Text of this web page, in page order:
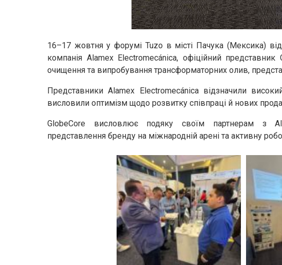
16–17 жовтня у форумі Tuzo в місті Пачука (Мексика)
компанія Alamex Electromecánica, офіційний
очищення та випробування трансформаторних олив,
Представники Alamex Electromecánica відзначили
висловили оптимізм щодо розвитку співпраці й нових
GlobeCore висловлює подяку своїм партнерам з
представлення бренду на міжнародній арені та активну